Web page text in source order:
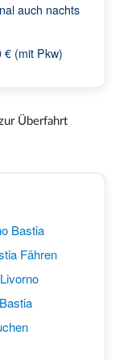
auch nachts
€ (mit Pkw)
Überfahrt
Bastia
Fähren